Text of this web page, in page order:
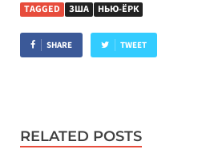
TAGGED ЗША НЬЮ-ЁРК
SHARE TWEET
RELATED POSTS